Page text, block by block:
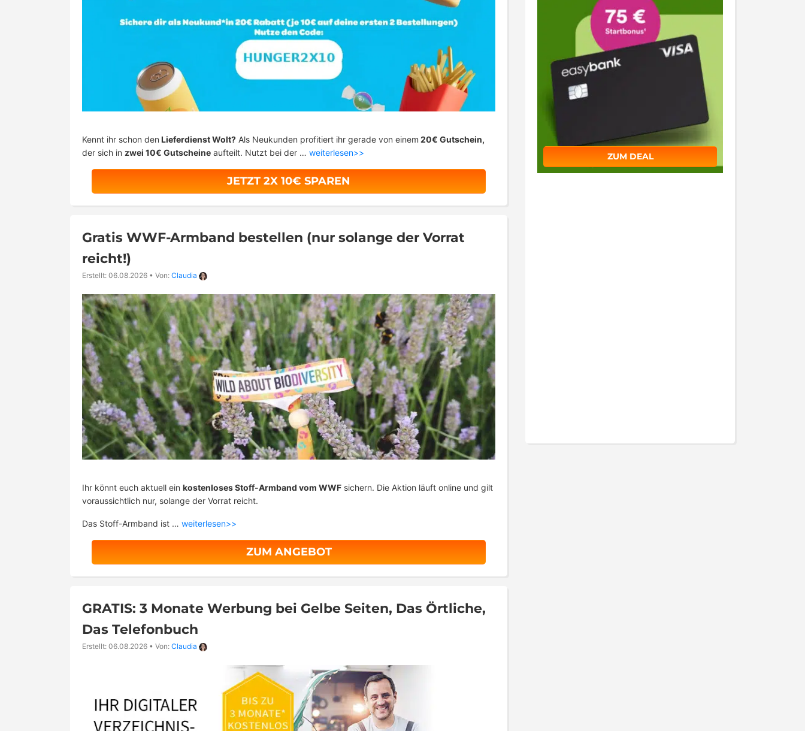
Kennt ihr schon den Lieferdienst Wolt? Als Neukunden profitiert ihr gerade von einem 20€ Gutschein,
der sich in zwei 10€ Gutscheine aufteilt. Nutzt bei der … weiterlesen>>
JETZT 2X 10€ SPAREN
Gratis WWF-Armband bestellen (nur solange der Vorrat
reicht!)
Erstellt: 06.08.2026 • Von: Claudia
Ihr könnt euch aktuell ein kostenloses Stoff-Armband vom WWF sichern. Die Aktion läuft online und gilt
voraussichtlich nur, solange der Vorrat reicht.
Das Stoff-Armband ist … weiterlesen>>
ZUM ANGEBOT
GRATIS: 3 Monate Werbung bei Gelbe Seiten, Das Örtliche,
Das Telefonbuch
Erstellt: 06.08.2026 • Von: Claudia
ZUM DEAL